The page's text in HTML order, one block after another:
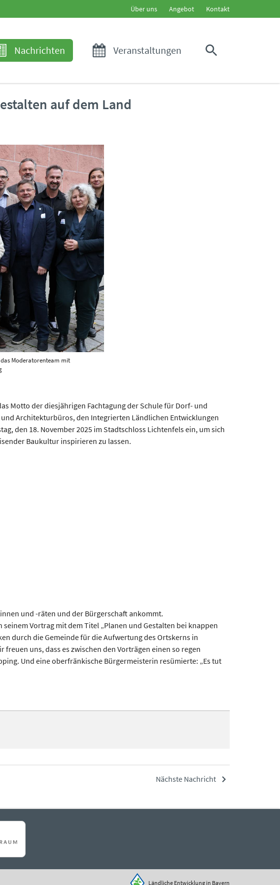
Über uns Angebot Kontakt
Nachrichten Veranstaltungen
auf dem Land
Moderatorenteam mit
Motto der diesjährigen Fachtagung der Schule für Dorf- und
Architekturbüros, den Integrierten Ländlichen Entwicklungen
den 18. November 2025 im Stadtschloss Lichtenfels ein, um sich
Baukultur inspirieren zu lassen.
und -räten und der Bürgerschaft ankommt.
Vortrag mit dem Titel „Planen und Gestalten bei knappen
durch die Gemeinde für die Aufwertung des Ortskerns in
uns, dass es zwischen den Vorträgen einen so regen
Und eine oberfränkische Bürgermeisterin resümierte: „Es tut
Nächste Nachricht
Ländliche Entwicklung in Bayern